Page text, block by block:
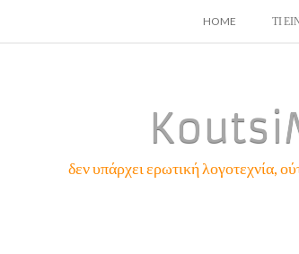
SKIP
HOME ΤΙ
δεν υπάρχει ερωτική λογοτεχνία,